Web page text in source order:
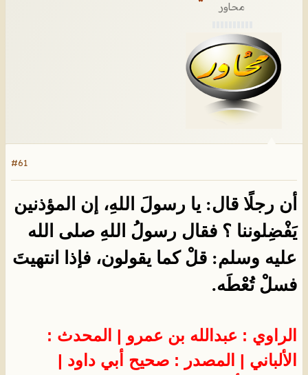
محاور
#61
أن رجلًا قال: يا رسولَ اللهِ، إن المؤذنين
يَفْضِلوننا ؟ فقال رسولُ اللهِ صلى الله
عليه وسلم: قلْ كما يقولون، فإذا انتهيتَ
فسلْ تُعْطَه.
الراوي : عبدالله بن عمرو | المحدث :
الألباني | المصدر : صحيح أبي داود |